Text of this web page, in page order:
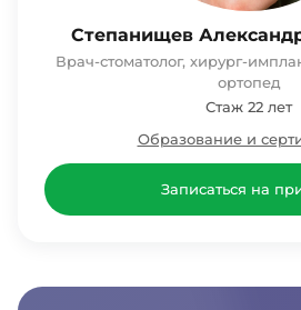
Степанищев
Врач-стоматолог, хирург-
ортопед
Стаж 22 лет
Образование и
Записаться на